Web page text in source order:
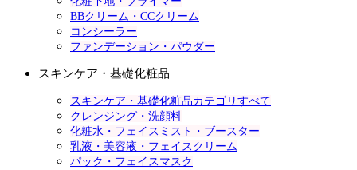
BBクリーム・CCクリーム
コンシーラー
ファンデーション・パウダー
スキンケア・基礎化粧品
スキンケア・基礎化粧品カテゴリすべて
クレンジング・洗顔料
化粧水・フェイスミスト・ブースター
乳液・美容液・フェイスクリーム
パック・フェイスマスク